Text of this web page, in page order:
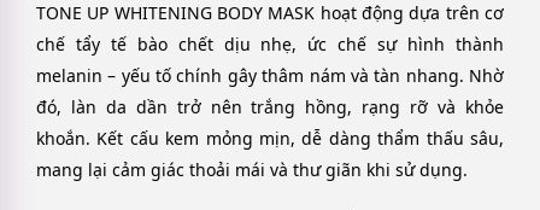
TONE UP WHITENING BODY MASK hoạt động dựa trên cơ
chế tẩy tế bào chết dịu nhẹ, ức chế sự hình thành
melanin – yếu tố chính gây thâm nám và tàn nhang. Nhờ
đó, làn da dần trở nên trắng hồng, rạng rỡ và khỏe
khoắn. Kết cấu kem mỏng mịn, dễ dàng thẩm thấu sâu,
mang lại cảm giác thoải mái và thư giãn khi sử dụng.